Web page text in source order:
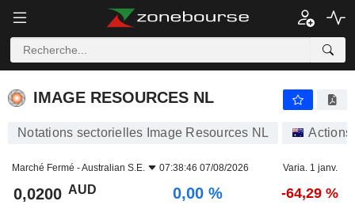
IMAGE RESOURCES NL
IMAGE RESOURCES NL
Notations sectorielles Image Resources NL Actions
Marché Fermé -Australian S.E. 07:38:46 07/08/2026 Varia. 1 janv.
0,0200 AUD 0,00 % -64,29 %